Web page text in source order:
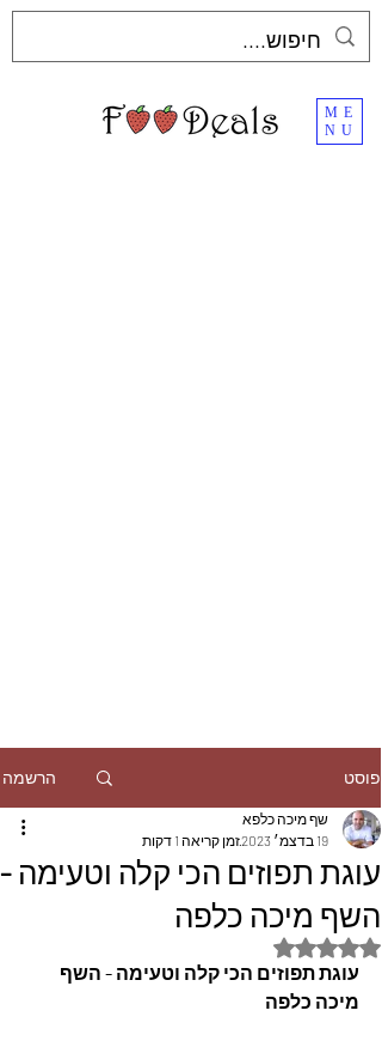
ME
NU
פוסט הרשמה
עוגת תפוזים הכי קלה וטעימה -
השף מיכה כלפה
שף מיכה כלפא
19 בדצמ׳ 2023
זמן קריאה 1 דקות
דירוג של NaN מתוך 5 כוכבים
עוגת תפוזים הכי קלה וטעימה - השף
מיכה כלפה